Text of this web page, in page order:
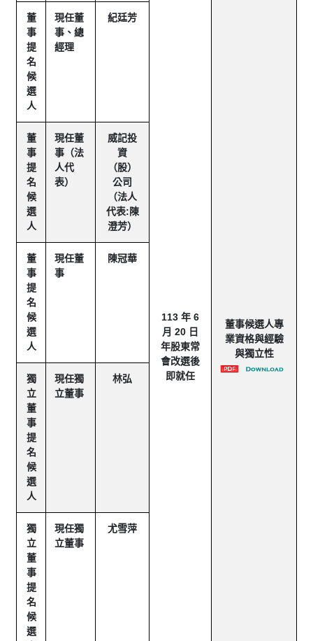
113 年 6
月 20 日
年股東常
會改選後
即就任
董事候選人專
業資格與經驗
與獨立性
董
事
提
名
候
選
人
現任董
事、總
經理
紀廷芳
董
事
提
名
候
選
人
現任董
事（法
人代
表）
威記投
資
（股）
公司
（法人
代表:陳
澄芳）
董
事
提
名
候
選
人
現任董
事
陳冠華
獨
立
董
事
提
名
候
選
人
現任獨
立董事
林弘
獨
立
董
事
提
名
候
選
現任獨
立董事
尤雪萍